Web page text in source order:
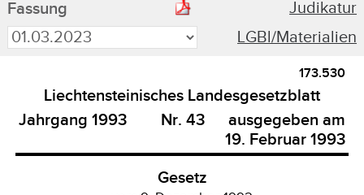
Fassung
Judikatur
LGBl/Materialien